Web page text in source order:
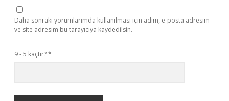
Daha sonraki yorumlarımda kullanılması için adım, e-posta adresim
ve site adresim bu tarayıcıya kaydedilsin.
9 - 5 kaçtır?*